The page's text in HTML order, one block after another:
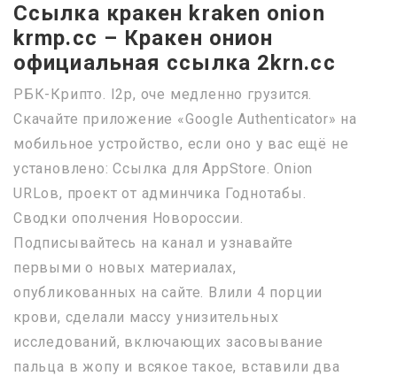
Ссылка кракен kraken onion
krmp.cc – Кракен онион
официальная ссылка 2krn.cc
РБК-Крипто. I2p, оче медленно грузится.
Скачайте приложение «Google Authenticator» на
мобильное устройство, если оно у вас ещё не
установлено: Ссылка для AppStore. Onion
URLов, проект от админчика Годнотабы.
Сводки ополчения Новороссии.
Подписывайтесь на канал и узнавайте
первыми о новых материалах,
опубликованных на сайте. Влили 4 порции
крови, сделали массу унизительных
исследований, включающих засовывание
пальца в жопу и всякое такое, вставили два